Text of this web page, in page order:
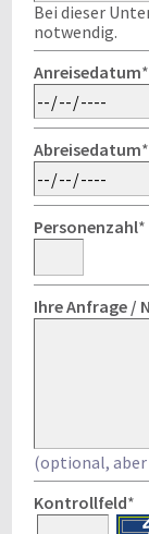
Bei dieser
notwendig.
Anreisedatum*
Abreisedatum*
Personenzahl*
Ihre Anfrage /
(optional,
Kontrollfeld*